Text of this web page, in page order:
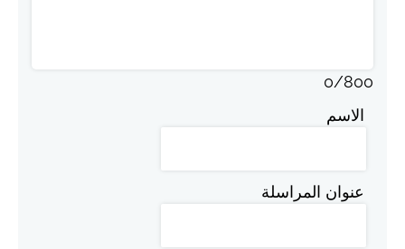
0/800
الاسم
عنوان المراسلة